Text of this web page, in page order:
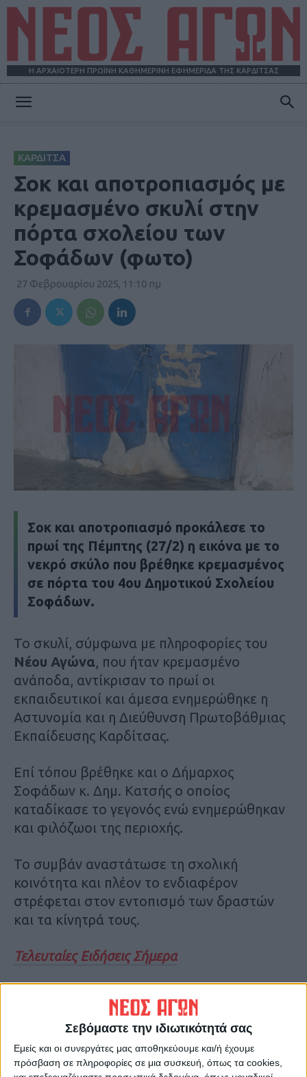
Σεβόμαστε την ιδιωτικότητά σας
Εμείς και οι συνεργάτες μας αποθηκεύουμε και/ή έχουμε
πρόσβαση σε πληροφορίες σε μια συσκευή, όπως τα cookies,
Η ΑΡΧΑΙΟΤΕΡΗ ΠΡΩΪΝΗ ΚΑΘΗΜΕΡΙΝΗ ΕΦΗΜΕΡΙΔΑ ΤΗΣ ΚΑΡΔΙΤΣΑΣ
ΚΑΡΔΙΤΣΑ
Σοκ και αποτροπιασμός με
κρεμασμένο σκυλί στην
πόρτα σχολείου των
Σοφάδων (φωτο)
27 Φεβρουαρίου 2025, 11:10 πμ
Σοκ και αποτροπιασμό προκάλεσε το
πρωί της Πέμπτης (27/2) η εικόνα με το
νεκρό σκύλο που βρέθηκε κρεμασμένος
σε πόρτα του 4ου Δημοτικού Σχολείου
Σοφάδων.
Το σκυλί, σύμφωνα με πληροφορίες του
Νέου Αγώνα, που ήταν κρεμασμένο
ανάποδα, αντίκρισαν το πρωί οι
εκπαιδευτικοί και άμεσα ενημερώθηκε η
Αστυνομία και η Διεύθυνση Πρωτοβάθμιας
Εκπαίδευσης Καρδίτσας.
Επί τόπου βρέθηκε και ο Δήμαρχος
Σοφάδων κ. Δημ. Κατσής ο οποίος
καταδίκασε το γεγονός ενώ ενημερώθηκαν
και φιλόζωοι της περιοχής.
Το συμβάν αναστάτωσε τη σχολική
κοινότητα και πλέον το ενδιαφέρον
στρέφεται στον εντοπισμό των δραστών
και τα κίνητρά τους.
Τελευταίες Ειδήσεις Σήμερα
Ακολούθησε την εφημερίδα ΝΕΟΣ
ΑΓΩΝ στο Google News!
Όλες οι εξελίξεις στην περιοχή της
Καρδίτσας και ευρύτερα της Θεσσαλίας